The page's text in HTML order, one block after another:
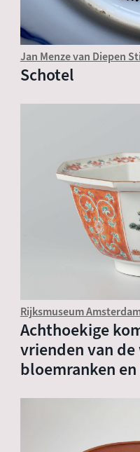
Jan Menze van Diepen
Schotel
Rijksmuseum
Achthoekige
vrienden van
bloemranken